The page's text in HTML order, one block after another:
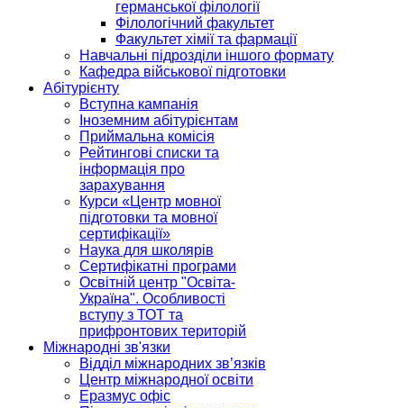
германської філології
Філологічний факультет
Факультет хімії та фармації
Навчальні підрозділи іншого формату
Кафедра військової підготовки
Абітурієнту
Вступна кампанія
Іноземним абітурієнтам
Приймальна комісія
Рейтингові списки та
інформація про
зарахування
Курси «Центр мовної
підготовки та мовної
сертифікації»
Наука для школярів
Сертифікатні програми
Освітній центр "Освіта-
Україна". Особливості
вступу з ТОТ та
прифронтових територій
Міжнародні зв'язки
Відділ міжнародних зв’язків
Центр міжнародної освіти
Еразмус офіс